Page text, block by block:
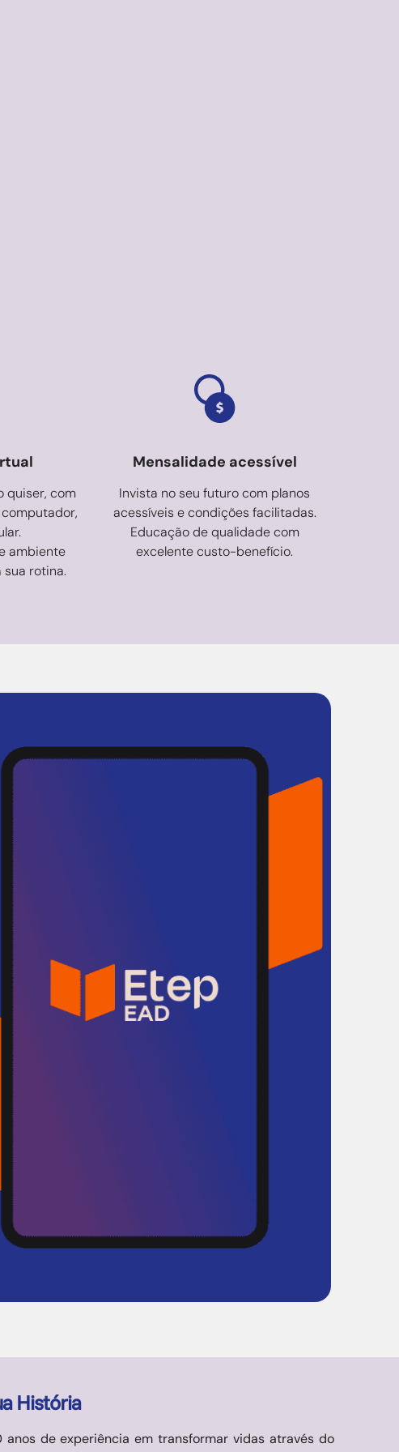
quiser, com
ambiente
rotina.
Mensalidade acessível
Invista no seu futuro com planos
acessíveis e condições facilitadas.
Educação de qualidade com
excelente custo-benefício.
História
de experiência em transformar vidas através do